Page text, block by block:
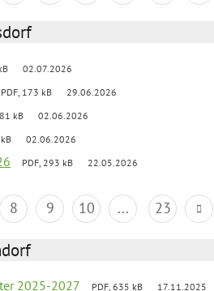
02.07.2026
PDF, 173 kB 29.06.2026
kB 02.06.2026
02.06.2026
PDF, 293 kB 22.05.2026
8 9 10 ... 23
2025-2027 PDF, 635 kB 17.11.2025